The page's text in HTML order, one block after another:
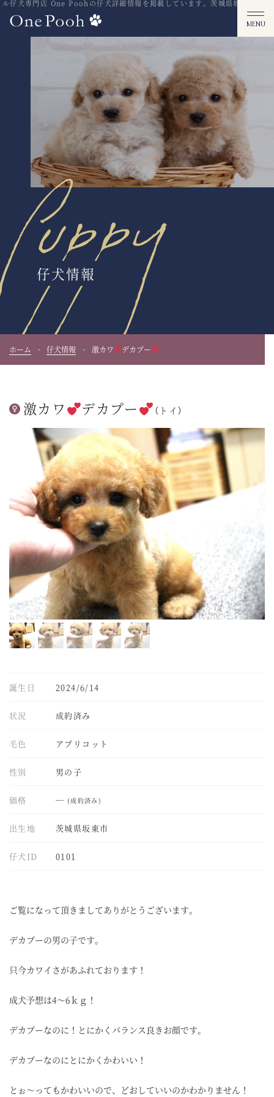
犬専門店 One Poohの仔犬詳細情報を掲載しています。茨城県坂東市
仔犬情報
ホーム 仔犬情報 激カワ デカプー
激カワ デカプー （トイ）
誕生日 2024/6/14
状況 成約済み
毛色 アプリコット
性別 男の子
価格 ― (成約済み)
出生地 茨城県坂東市
仔犬ID 0101
ご覧になって頂きましてありがとうございます。
デカプーの男の子です。
只今カワイさがあふれております！
成犬予想は4～6ｋｇ！
デカプーなのに！とにかくバランス良きお顔です。
デカプーなのにとにかくかわいい！
とぉ～ってもかわいいので、どおしていいのかわかりません！